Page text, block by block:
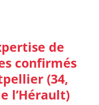
de
confirmés
(34,
l’Hérault)